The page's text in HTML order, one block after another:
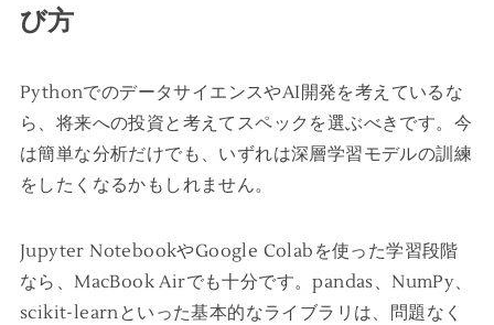
び方
PythonでのデータサイエンスやAI開発を考えているな
ら、将来への投資と考えてスペックを選ぶべきです。今
は簡単な分析だけでも、いずれは深層学習モデルの訓練
をしたくなるかもしれません。
Jupyter NotebookやGoogle Colabを使った学習段階
なら、MacBook Airでも十分です。pandas、NumPy、
scikit-learnといった基本的なライブラリは、問題なく